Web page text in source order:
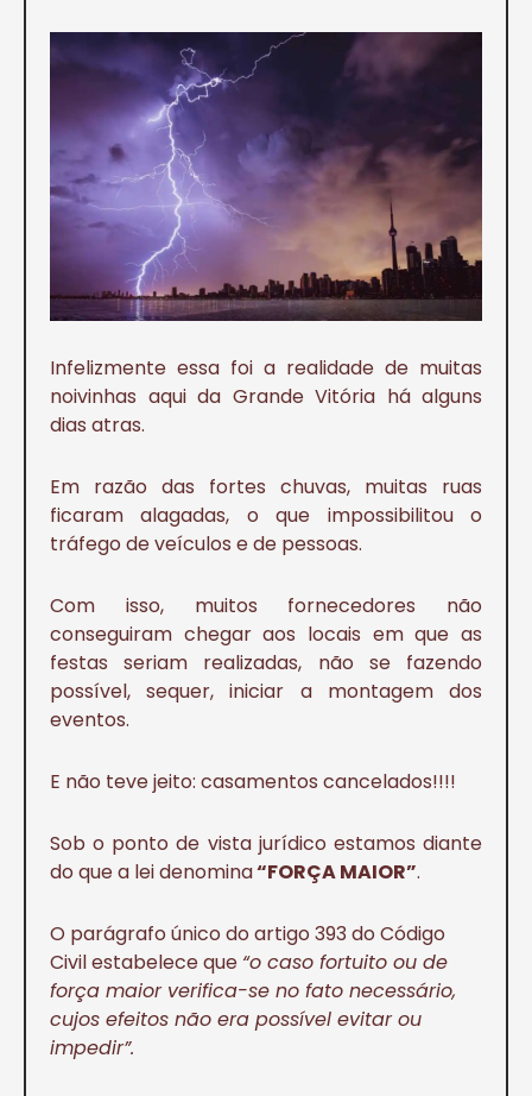
Infelizmente essa foi a realidade de muitas
noivinhas aqui da Grande Vitória há alguns
dias atras.
Em razão das fortes chuvas, muitas ruas
ficaram alagadas, o que impossibilitou o
tráfego de veículos e de pessoas.
Com isso, muitos fornecedores não
conseguiram chegar aos locais em que as
festas seriam realizadas, não se fazendo
possível, sequer, iniciar a montagem dos
eventos.
E não teve jeito: casamentos cancelados!!!!
Sob o ponto de vista jurídico estamos diante
do que a lei denomina“FORÇA MAIOR”.
O parágrafo único do artigo 393 do Código
Civil estabelece que “o caso fortuito ou de
força maior verifica-se no fato necessário,
cujos efeitos não era possível evitar ou
impedir”.